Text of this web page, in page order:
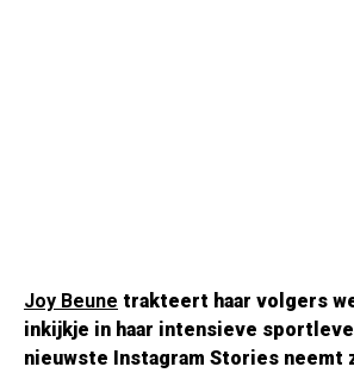
Joy Beune trakteert haar volgers
inkijkje in haar intensieve
nieuwste Instagram Stories neemt